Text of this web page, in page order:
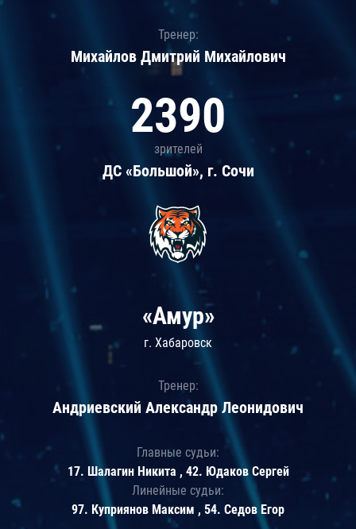
Тренер:
Михайлов Дмитрий Михайлович
2390
зрителей
ДС «Большой», г. Сочи
«Амур»
г. Хабаровск
Тренер:
Андриевский Александр Леонидович
Главные судьи:
17. Шалагин Никита , 42. Юдаков Сергей
Линейные судьи:
97. Куприянов Максим , 54. Седов Егор